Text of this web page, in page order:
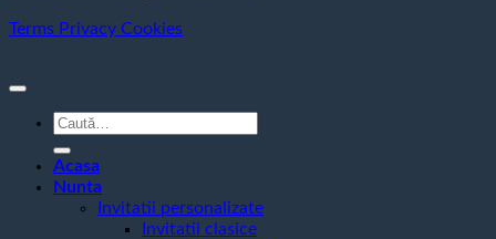
Terms Privacy Cookies
Caută
după:
Acasa
Nunta
Invitatii personalizate
Invitatii clasice